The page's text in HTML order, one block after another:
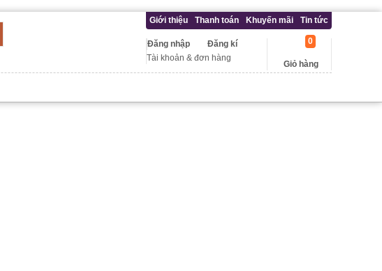
Giới thiệu Thanh toán Khuyến mãi Tin tức
Đăng kí
Đăng nhập
Tài khoản & đơn hàng
Giỏ hàng
0